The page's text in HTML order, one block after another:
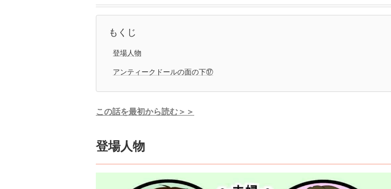
もくじ
登場人物
アンティークドールの面の下⑰
この話を最初から読む＞＞
登場人物